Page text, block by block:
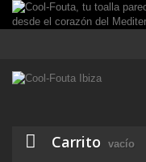
Carrito vacío